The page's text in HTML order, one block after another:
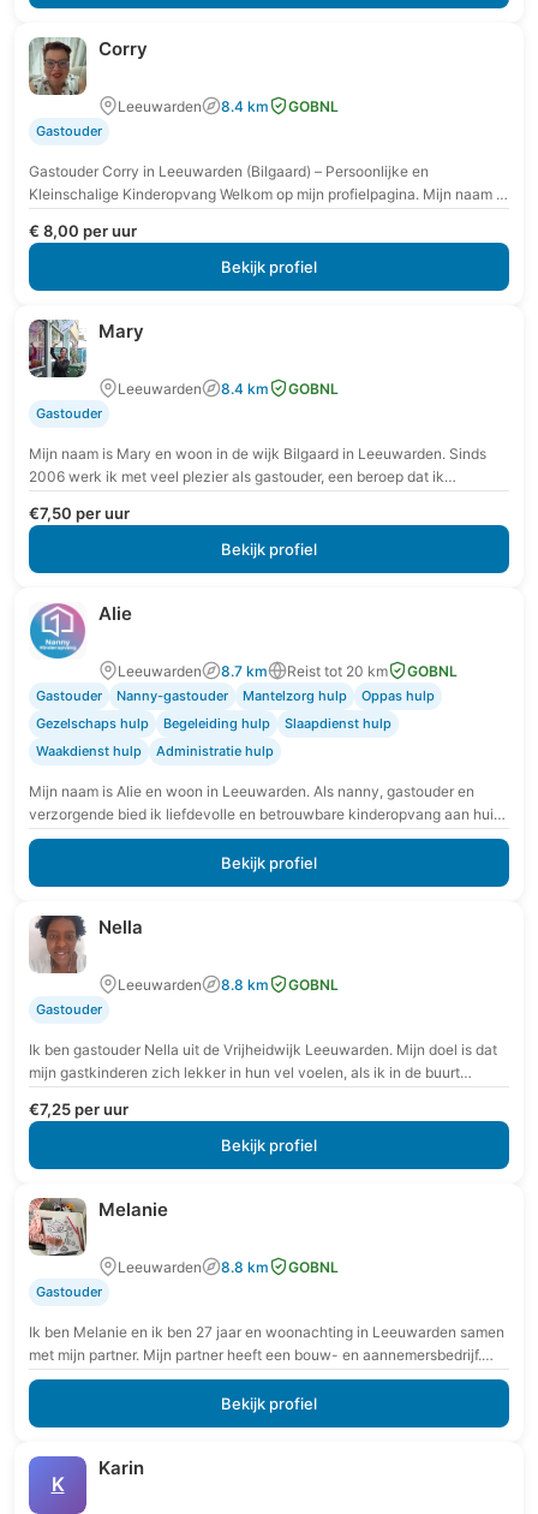
Corry
Leeuwarden 8.4 km GOBNL
Gastouder
Gastouder Corry in Leeuwarden (Bilgaard) – Persoonlijke en
Kleinschalige Kinderopvang Welkom op mijn profielpagina. Mijn naam is
€ 8,00 per uur
Bekijk profiel
Mary
Leeuwarden 8.4 km GOBNL
Gastouder
Mijn naam is Mary en woon in de wijk Bilgaard in Leeuwarden. Sinds
2006 werk ik met veel plezier als gastouder, een beroep dat ik…
€7,50 per uur
Bekijk profiel
Alie
Leeuwarden 8.7 km Reist tot 20 km GOBNL
Gastouder Nanny-gastouder Mantelzorg hulp
Oppas hulp
Gezelschaps hulp
Begeleiding hulp
Slaapdienst hulp
Waakdienst hulp
Administratie hulp
Mijn naam is Alie en woon in Leeuwarden. Als nanny, gastouder en
verzorgende bied ik liefdevolle en betrouwbare kinderopvang aan huis
in Leeuwarden en omgeving.…
Bekijk profiel
Nella
Leeuwarden 8.8 km GOBNL
Gastouder
Ik ben gastouder Nella uit de Vrijheidwijk Leeuwarden. Mijn doel is dat
mijn gastkinderen zich lekker in hun vel voelen, als ik in de buurt…
€7,25 per uur
Bekijk profiel
Melanie
Leeuwarden 8.8 km GOBNL
Gastouder
Ik ben Melanie en ik ben 27 jaar en woonachting in Leeuwarden samen
met mijn partner. Mijn partner heeft een bouw- en aannemersbedrijf.
Samen hebben…
Bekijk profiel
K
Karin